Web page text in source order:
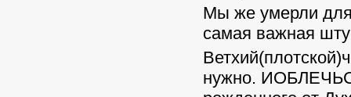
Мы же умерли
самая важная
нужно.